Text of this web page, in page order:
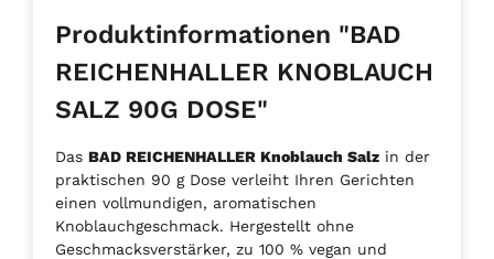
Produktinformationen "BAD
REICHENHALLER KNOBLAUCH
SALZ 90G DOSE"
Das BAD REICHENHALLER Knoblauch Salz in der
praktischen 90 g Dose verleiht Ihren Gerichten
einen vollmundigen, aromatischen
Knoblauchgeschmack. Hergestellt ohne
Geschmacksverstärker, zu 100 % vegan und